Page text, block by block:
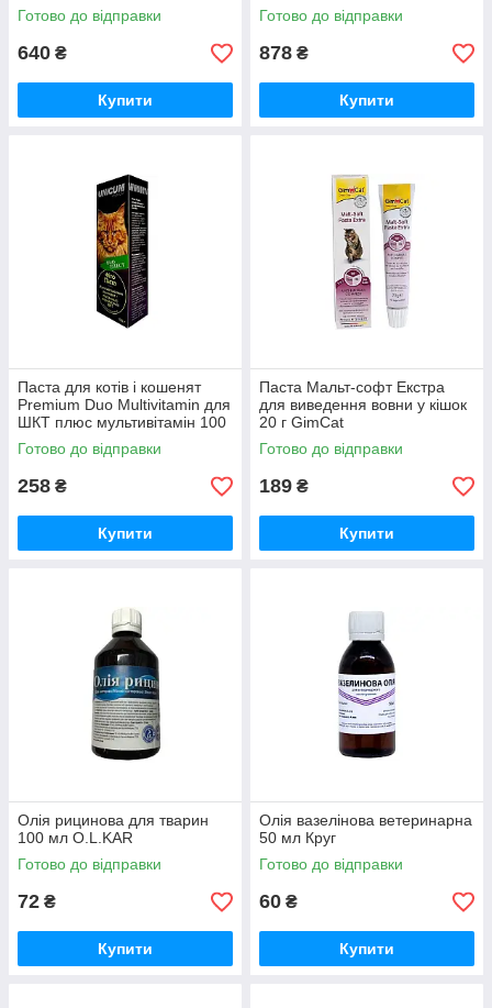
Готово до відправки
640 ₴
Купити
Готово до відправки
878 ₴
Купити
Паста для котів і кошенят
Premium Duo Multivitamin для
ШКТ плюс мультивітамін 100
г Unicum
Готово до відправки
258 ₴
Купити
Паста Мальт-софт Екстра
для виведення вовни у кішок
20 г GimCat
Готово до відправки
189 ₴
Купити
Олія рицинова для тварин
100 мл O.L.KAR
Готово до відправки
72 ₴
Купити
Олія вазелінова ветеринарна
50 мл Круг
Готово до відправки
60 ₴
Купити